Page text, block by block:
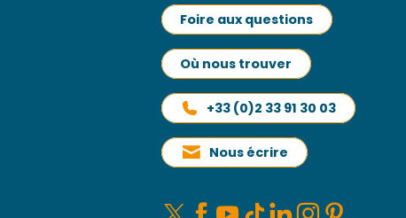
Foire aux questions
Où nous trouver
+33 (0)2 33 91 30 03
Nous écrire